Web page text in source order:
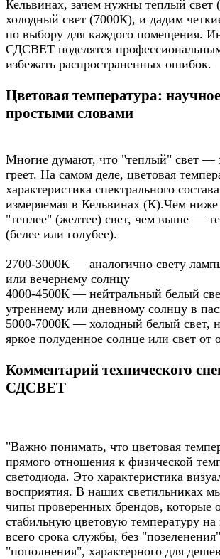
Кельвинах, зачем нужны теплый свет
холодный свет (7000К), и дадим
по выбору для каждого помещения.
СДСВЕТ поделятся
избежать распространенных ошибок.
Цветовая температура:
простыми словами
Многие думают, что "теплый" свет —
греет. На самом деле, цветовая
характеристика спектрального
измеряемая в Кельвинах (К).Чем ниже
"теплее" (желтее) свет, чем выше —
(белее или голубее).
2700-3000К — аналогично свету
или вечернему солнцу
4000-4500К — нейтральный белый
утреннему или дневному солнцу в
5000-7000К — холодный белый свет,
яркое полуденное солнце или свет от
Комментарий технического
СДСВЕТ
"Важно понимать, что цветовая
прямого отношения к физической
светодиода. Это характеристика
восприятия. В наших светильниках
чипы проверенных брендов, которые
стабильную цветовую температуру
всего срока службы, без
"пополнения", характерного для